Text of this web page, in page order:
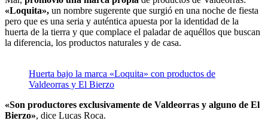
«Loquita», un nombre sugerente que surgió en una noche de fiesta
pero que es una seria y auténtica apuesta por la identidad de la
huerta de la tierra y que complace el paladar de aquéllos que buscan
la diferencia, los productos naturales y de casa.
Huerta bajo la marca «Loquita» con productos de
Valdeorras y El Bierzo
«Son productores exclusivamente de Valdeorras y alguno de El
Bierzo», dice Lucas Roca.